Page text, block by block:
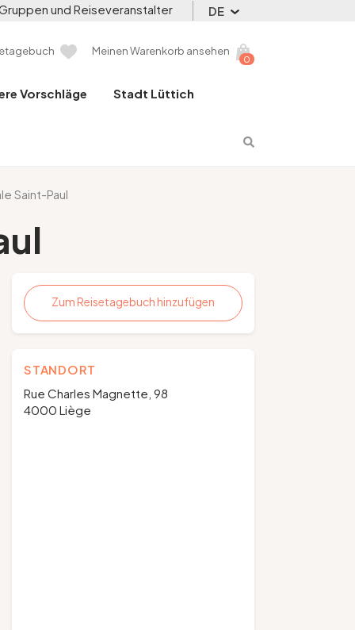
und Reiseveranstalter DE
0
Meinen Warenkorb ansehen
Vorschläge Stadt Lüttich
Saint-Paul
Zum Reisetagebuch hinzufügen
STANDORT
Rue Charles Magnette, 98
4000 Liège